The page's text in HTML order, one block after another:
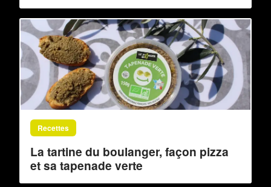
Recettes
La tartine du boulanger, façon pizza
et sa tapenade verte